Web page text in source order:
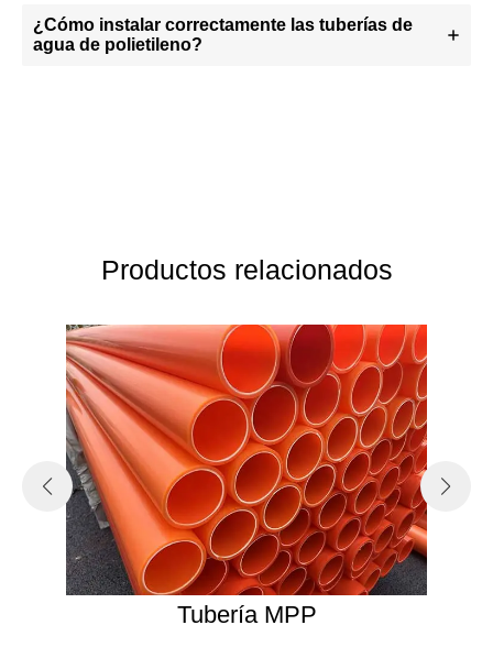
¿Cómo instalar correctamente las tuberías de
agua de polietileno?
Productos relacionados
Tubería MPP